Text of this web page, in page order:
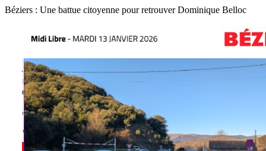
Béziers : Une battue citoyenne pour retrouver Dominique Belloc